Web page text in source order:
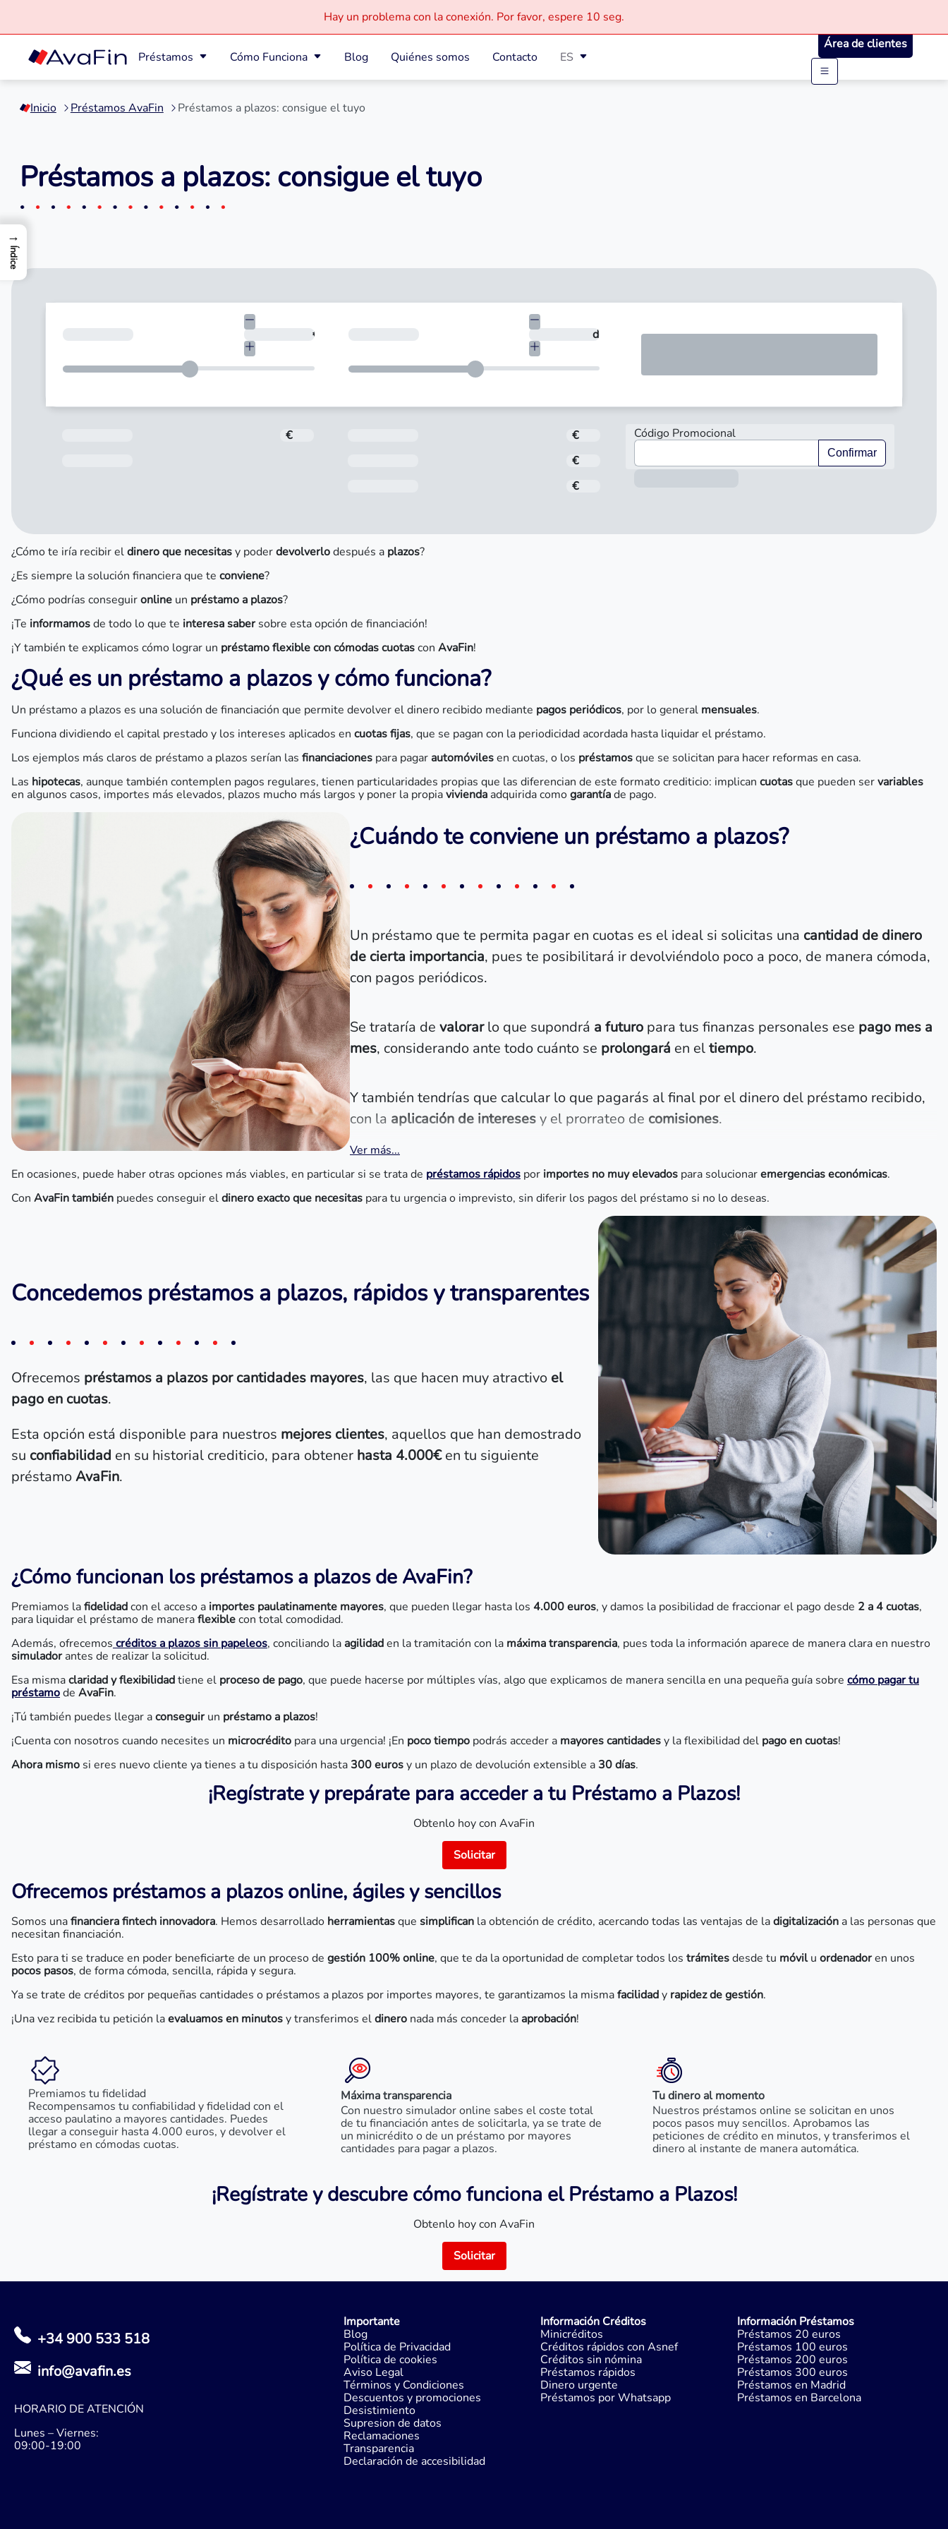
Saltar
contenido
Hay un problema con la conexión. Por favor, espere 10 seg.
Préstamos Cómo Funciona Blog Quiénes somos Contacto ES
Área de clientes
Inicio Préstamos AvaFin Préstamos a plazos: consigue el tuyo
Préstamos a plazos: consigue el tuyo
€ ¿En cuántos días quieres devolverlo?días
€
€
€
€
Código Promocional
Confirmar
¿Cómo te iría recibir eldinero que necesitasy poderdevolverlodespués a plazos?
¿Es siempre la solución financiera que te conviene?
¿Cómo podrías conseguironline un préstamo a plazos?
¡Te informamosde todo lo que te interesa sabersobre esta opción de financiación!
¡Y también te explicamos cómo lograr un préstamo flexiblecon cómodas cuotascon AvaFin!
¿Qué es un préstamo a plazos y cómo funciona?
Un préstamo a plazos es una solución de financiación que permite devolver el dinero recibido mediante pagos periódicos, por lo general mensuales.
Funciona dividiendo el capital prestado y los intereses aplicados en cuotas fijas, que se pagan con la periodicidad acordada hasta liquidar el préstamo.
Los ejemplos más claros de préstamo a plazos serían las financiaciones para pagar automóvilesen cuotas, o los préstamosque se solicitan para hacer reformas en casa.
Las hipotecas, aunque también contemplen pagos regulares, tienen particularidades propias que las diferencian de este formato crediticio: implican cuotasque pueden servariables
en algunos casos, importes más elevados, plazos mucho más largos y poner la propiavivienda adquirida comogarantíade pago.
¿Cuándo te conviene un préstamo a plazos?
Un préstamo que te permita pagar en cuotas es el ideal si solicitas una cantidad de dinero
de cierta importancia, pues te posibilitará ir devolviéndolo poco a poco, de manera cómoda,
con pagos periódicos.
Se trataría de valorarlo que supondrá a futuro para tus finanzas personales ese pago mes a
mes, considerando ante todo cuánto se prolongará en eltiempo.
Y también tendrías que calcular lo que pagarás al final por el dinero del préstamo recibido,
con la aplicación de interesesy el prorrateo de comisiones.
Ver más...
En ocasiones, puede haber otras opciones más viables, en particular si se trata de préstamos rápidos por importes no muy elevados para solucionaremergencias económicas.
Con AvaFin también puedes conseguir eldinero exacto que necesitas para tu urgencia o imprevisto, sin diferir los pagos del préstamo si no lo deseas.
Concedemos préstamos a plazos, rápidos y transparentes
Ofrecemos préstamos a plazos por cantidades mayores, las que hacen muy atractivo el
pago en cuotas.
Esta opción está disponible para nuestros mejores clientes, aquellos que han demostrado
su confiabilidad en su historial crediticio, para obtener hasta 4.000€en tu siguiente
préstamoAvaFin.
¿Cómo funcionan los préstamos a plazos de AvaFin?
Premiamos lafidelidadcon el acceso a importes paulatinamente mayores, que pueden llegar hasta los 4.000 euros, y damos la posibilidad de fraccionar el pago desde 2 a 4 cuotas,
para liquidar el préstamo de maneraflexiblecon total comodidad.
Además, ofrecemos créditos a plazos sin papeleos, conciliando la agilidaden la tramitación con la máxima transparencia, pues toda la información aparece de manera clara en nuestro
simuladorantes de realizar la solicitud.
Esa mismaclaridad y flexibilidadtiene el proceso de pago, que puede hacerse por múltiples vías, algo que explicamos de manera sencilla en una pequeña guía sobre cómo pagar tu
préstamode AvaFin.
¡Tú también puedes llegar aconseguirun préstamo a plazos!
¡Cuenta con nosotros cuando necesites un microcrédito para una urgencia! ¡En poco tiempo podrás acceder a mayores cantidadesy la flexibilidad del pago en cuotas!
Ahora mismo si eres nuevo cliente ya tienes a tu disposición hasta 300 eurosy un plazo de devolución extensible a 30 días.
¡Regístrate y prepárate para acceder a tu Préstamo a Plazos!
Obtenlo hoy con AvaFin
Solicitar
Ofrecemos préstamos a plazos online, ágiles y sencillos
Somos unafinanciera fintech innovadora. Hemos desarrollado herramientasque simplifican la obtención de crédito, acercando todas las ventajas de ladigitalización a las personas que
necesitan financiación.
Esto para ti se traduce en poder beneficiarte de un proceso de gestión 100% online, que te da la oportunidad de completar todos los trámitesdesde tu móvilu ordenadoren unos
pocos pasos, de forma cómoda, sencilla, rápida y segura.
Ya se trate de créditos por pequeñas cantidades o préstamos a plazos por importes mayores, te garantizamos la mismafacilidady rapidez de gestión.
¡Una vez recibida tu petición laevaluamos en minutosy transferimos eldinero nada más conceder la aprobación!
Premiamos tu fidelidad
Recompensamos tu confiabilidad y fidelidad con el
acceso paulatino a mayores cantidades. Puedes
llegar a conseguir hasta 4.000 euros, y devolver el
préstamo en cómodas cuotas.
Máxima transparencia
Con nuestro simulador online sabes el coste total
de tu financiación antes de solicitarla, ya se trate de
un minicrédito o de un préstamo por mayores
cantidades para pagar a plazos.
Tu dinero al momento
Nuestros préstamos online se solicitan en unos
pocos pasos muy sencillos. Aprobamos las
peticiones de crédito en minutos, y transferimos el
dinero al instante de manera automática.
¡Regístrate y descubre cómo funciona el Préstamo a Plazos!
Obtenlo hoy con AvaFin
Solicitar
+34 900 533 518
info@avafin.es
HORARIO DE ATENCIÓN
Lunes – Viernes:
09:00-19:00
Importante
Blog
Política de Privacidad
Política de cookies
Aviso Legal
Términos y Condiciones
Descuentos y promociones
Desistimiento
Supresion de datos
Reclamaciones
Transparencia
Declaración de accesibilidad
Información Créditos
Minicréditos
Créditos rápidos con Asnef
Créditos sin nómina
Préstamos rápidos
Dinero urgente
Préstamos por Whatsapp
Información Préstamos
Préstamos 20 euros
Préstamos 100 euros
Préstamos 200 euros
Préstamos 300 euros
Préstamos en Madrid
Préstamos en Barcelona
→
Índice